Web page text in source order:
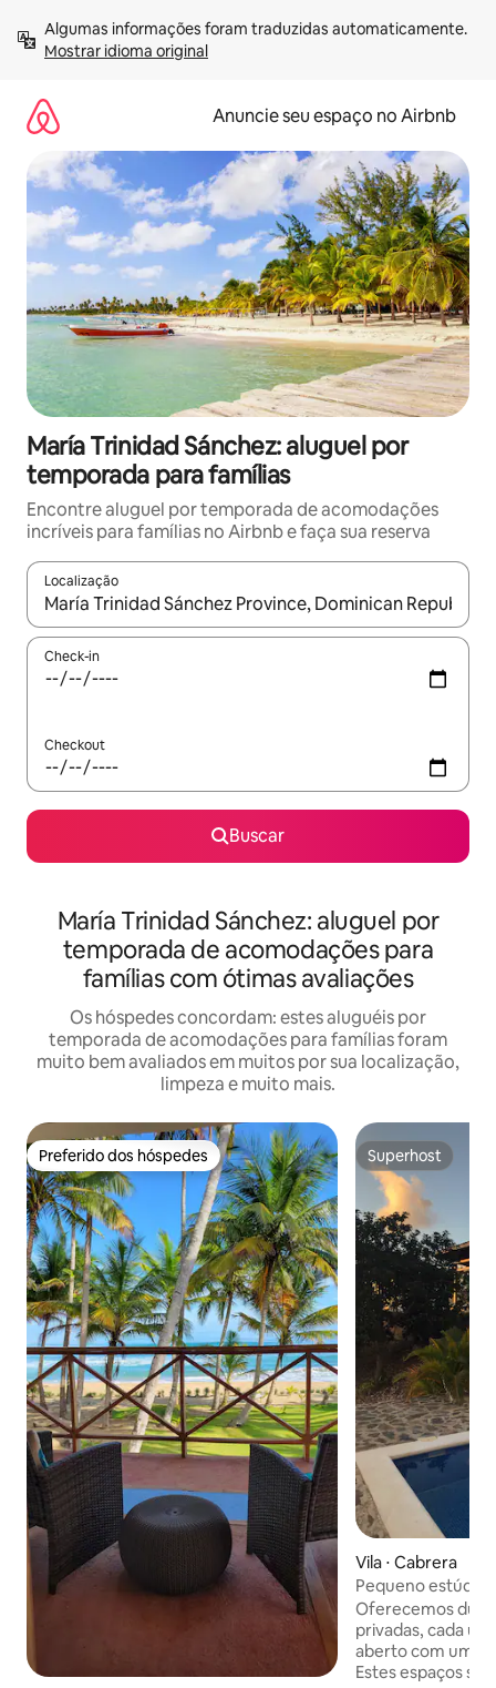
para
Mostrar idioma original
Anuncie seu espaço no Airbnb
María Trinidad Sánchez: aluguel por
temporada para famílias
Encontre aluguel por temporada de acomodações
incríveis para famílias no Airbnb e faça sua reserva
Localização
Quando os resultados estiverem disponíveis, explore-os
Check-in
Checkout
Buscar
María Trinidad Sánchez: aluguel por
temporada de acomodações para
famílias com ótimas avaliações
Os hóspedes concordam: estes aluguéis por
temporada de acomodações para famílias foram
muito bem avaliados em muitos por sua localização,
limpeza e muito mais.
Preferido dos hóspedes
Preferido dos hóspedes Superhost
Superhost
Vila ⋅ Cabrera
Pequeno estúdio
deslumbrante
Oferecemos
privadas, cada
aberto com uma
Estes espaços